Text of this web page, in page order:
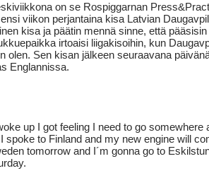
on se Rospiggarnan
viikon perjantaina kisa Latvian
kisa ja päätin mennä sinne, että
irtoaisi liigakisoihin, kun
olen. Sen kisan jälkeen seuraavana
Englannissa.
up I got feeling I need to go somewhere
spoke to Finland and my new engine will
tomorrow and I´m gonna go to